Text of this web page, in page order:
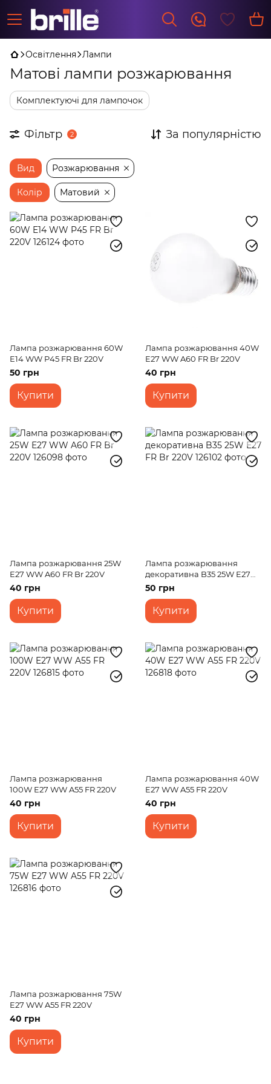
Освітлення Лампи
Матові лампи розжарювання
Комплектуючі для лампочок
Фільтр 2 За популярністю
Вид Розжарювання
Колір Матовий
Лампа розжарювання 60W
E14 WW P45 FR Br 220V
50 грн
Купити
Лампа розжарювання 40W
E27 WW A60 FR Br 220V
40 грн
Купити
Лампа розжарювання 25W
E27 WW A60 FR Br 220V
40 грн
Купити
Лампа розжарювання
декоративна B35 25W E27
FR Br 220V
50 грн
Купити
Лампа розжарювання
100W E27 WW A55 FR 220V
40 грн
Купити
Лампа розжарювання 40W
E27 WW A55 FR 220V
40 грн
Купити
Лампа розжарювання 75W
E27 WW A55 FR 220V
40 грн
Купити